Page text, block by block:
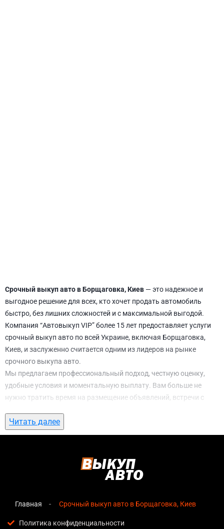
Срочный выкуп авто в Борщаговка, Киев — это надежное и
выгодное решение для всех, кто хочет продать автомобиль
быстро, без лишних сложностей и с максимальной выгодой.
Компания “Автовыкуп VIP” более 15 лет предоставляет услуги
срочный выкуп авто по всей Украине, включая Борщаговка,
Киев, и заслуженно считается одним из лидеров на рынке
срочного выкупа авто.
Мы предлагаем профессиональный подход, честную оценку,
удобные условия и моментальную выплату. Вам больше не
нужно тратить время на размещение объявлений, встречи с
ожидание. С нами вы можете
Борщаговка, Киеввсего за 1 день.
срочный выкуп авто в Борщаговка, Киев
озвучивается сразу после обращения, без скрытых
Прозрачные условия— все этапы сделки полностью
Читать далее
Главная Срочный выкуп авто в Борщаговка, Киев
Политика конфиденциальности